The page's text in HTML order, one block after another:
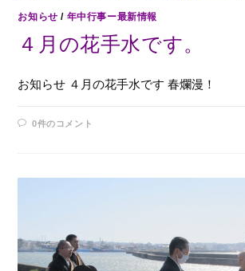
お知らせ / 年中行事ー最新情報
４月の花手水です。
お知らせ ４月の花手水です 春爛漫！
0件のコメント